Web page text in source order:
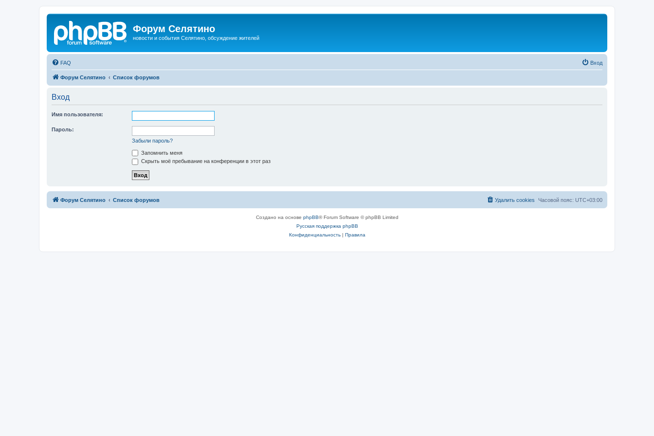
Форум Селятино
новости и события Селятино, обсуждение жителей
FAQ Вход
Форум Селятино Список форумов
Вход
Имя пользователя:
Пароль:
Забыли пароль?
Запомнить меня
Скрыть моё пребывание на конференции в этот раз
Форум Селятино Список форумов Часовой пояс: UTC+03:00
Удалить cookies
Создано на основе phpBB® Forum Software © phpBB Limited
Русская поддержка phpBB
Конфиденциальность| Правила